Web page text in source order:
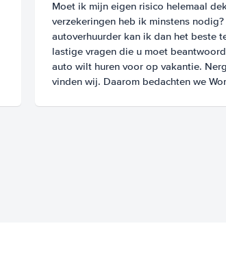
Moet ik mijn eigen risico helemaal
verzekeringen heb ik minstens
autoverhuurder kan ik dan het beste
lastige vragen die u moet
auto wilt huren voor op vakantie.
vinden wij. Daarom bedachten we